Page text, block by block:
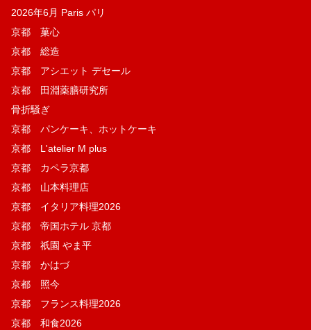
2026年6月 Paris パリ
京都 菓​心
京都 総造
京都 アシエット デセール
京都 田淵薬膳研究所
骨折騒ぎ
京都 パンケーキ、ホットケーキ
京都 L'atelier M plus
京都 カペラ京都
京都 山本料理店
京都 イタリア料理2026
京都 帝国ホテル 京都
京都 祇園 やま平
京都 かはづ
京都 照今
京都 フランス料理2026
京都 和食2026